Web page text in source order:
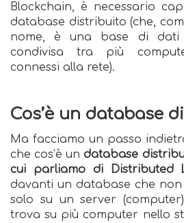
Blockchain, è necessario
database distribuito (che,
nome, è una base di dati
condivisa tra più
connessi alla rete).
Cos’è un database
Ma facciamo un passo
che cos’è undatabase
cui parliamo di Distributed
davanti un database che non
solo su un server
trova su più computer nello